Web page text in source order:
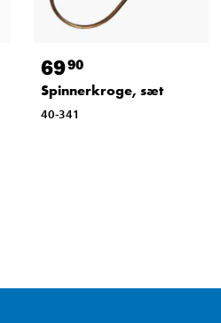
6990
Spinnerkroge, sæt
40-341